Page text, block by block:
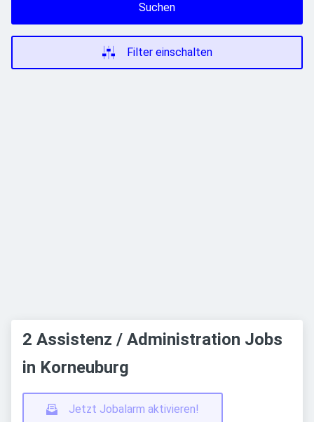
Suchen
Filter einschalten
2 Assistenz / Administration Jobs
in Korneuburg
Jetzt Jobalarm aktivieren!